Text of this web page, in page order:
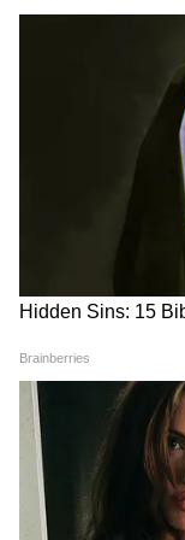
Tapas Roy:
হয়েছিল? শিল্প
বিস্ফোরক দাবি!
Sumit Roy
ছিলেন?
রায়!